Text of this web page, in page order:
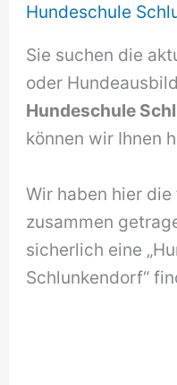
Hundeschule
Sie suchen die
oder
Hundeschule
können wir Ihnen
Wir haben hier
zusammen
sicherlich eine
Schlunkendorf“